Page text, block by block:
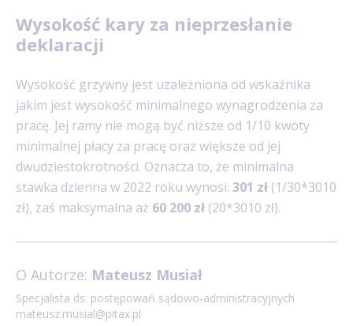
Wysokość kary za nieprzesłanie
deklaracji
Wysokość grzywny jest uzależniona od wskaźnika
jakim jest wysokość minimalnego wynagrodzenia za
pracę. Jej ramy nie mogą być niższe od 1/10 kwoty
minimalnej płacy za pracę oraz większe od jej
dwudziestokrotności. Oznacza to, że minimalna
stawka dzienna w 2022 roku wynosi: 301 zł (1/30*3010
zł), zaś maksymalna aż 60 200 zł (20*3010 zł).
O Autorze: Mateusz Musiał
Specjalista ds. postępowań sądowo-administracyjnych
mateusz.musial@pitax.pl